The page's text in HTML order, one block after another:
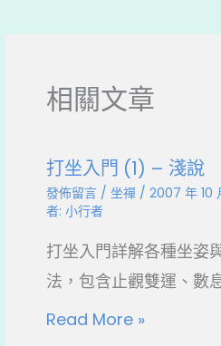
相關文章
打坐入門 (1) – 淺說
發佈留言 / 坐禪 / 2007 年 10
者: 小行者
打坐入門詳解各種坐姿
法，包含止觀雙運、數
Read More »